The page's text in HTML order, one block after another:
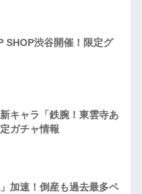
SHOP渋谷開催！限定グ
キャラ「鉄腕！東雲寺あ
ガチャ情報
加速！倒産も過去最多ペ